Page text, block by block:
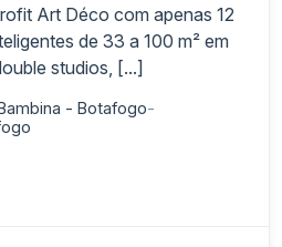
Art Déco com apenas 12
de 33 a 100 m² em
studios, [...]
- Botafogo-